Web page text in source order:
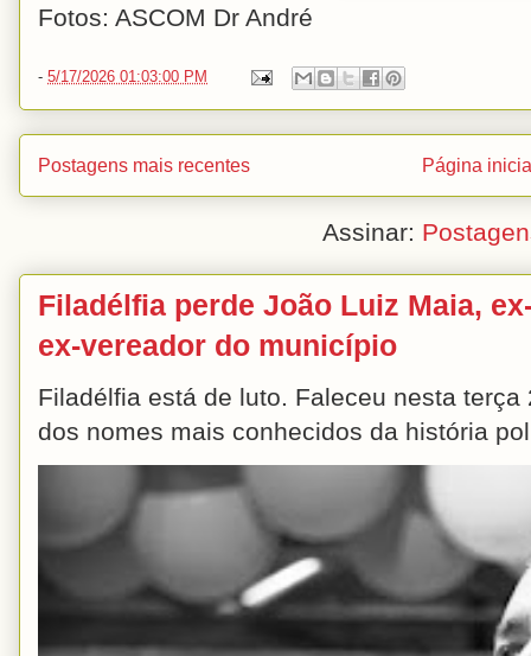
Fotos: ASCOM Dr André
- 5/17/2026 01:03:00 PM
Postagens mais recentes Página
Assinar:
Filadélfia perde João Luiz Maia,
ex-vereador do município
Filadélfia está de luto. Faleceu nesta
dos nomes mais conhecidos da história